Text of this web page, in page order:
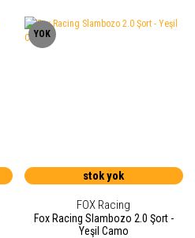
YOK
stok yok
FOX Racing
Fox Racing Slambozo 2.0 Şort -
Yeşil Camo